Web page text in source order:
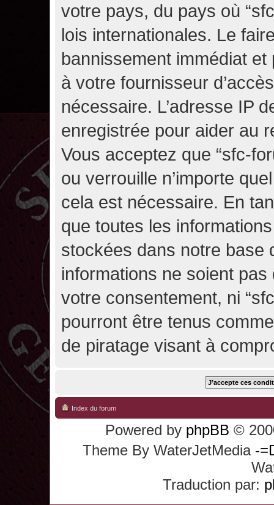
votre pays, du pays où
lois internationales. Le
bannissement immédiat
à votre fournisseur
nécessaire. L’adresse IP
enregistrée pour aider au
Vous acceptez que “sfc-
ou verrouille n’importe
cela est nécessaire. En
que toutes les
stockées dans notre base
informations ne soient
votre consentement, ni
pourront être tenus
de piratage visant à
Index du forum
Powered by phpBB ©
Theme By WaterJetMedia -
Traduction par: